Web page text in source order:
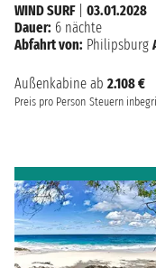
Außenkabine ab 2.108 €
Preis pro Person Steuern
WIND SURF| 03.01.2028
Dauer: 6 nächte
Abfahrt von: Philipsburg